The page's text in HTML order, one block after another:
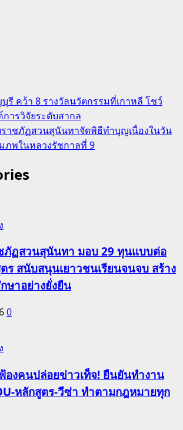
รี คว้า 8 รางวัลนวัตกรรมที่เกาหลี โชว์
ารวิจัยระดับสากล
าชภัฏสวนสุนันทาจัดพิธีทำบุญเนื่องในวัน
ภพในหลวงรัชกาลที่ 9
ภัฏสวนสุนันทา มอบ 29 ทุนแบบต่อ
ร สนับสนุนเยาวชนเรียนจนจบ สร้าง
ษาอย่างยั่งยืน
0
องคนปล่อยข่าวเท็จ! ยืนยันทำงาน
หลักสูตร-วีซ่า ทำตามกฎหมายทุก